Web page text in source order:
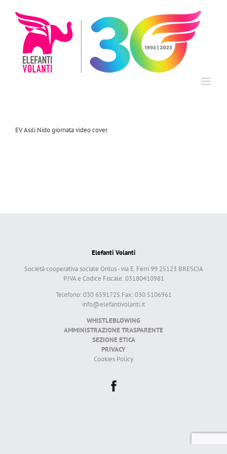
contenuto
EV Asili Nido giornata video cover
Elefanti Volanti
Società cooperativa sociale Onlus - via E. Ferri 99 25123 BRESCIA
P.IVA e Codice Fiscale: 03180410981
Telefono: 030 6591725 Fax: 030 5106961
info@elefantivolanti.it
WHISTLEBLOWING
AMMINISTRAZIONE TRASPARENTE
SEZIONE ETICA
PRIVACY
Cookies Policy